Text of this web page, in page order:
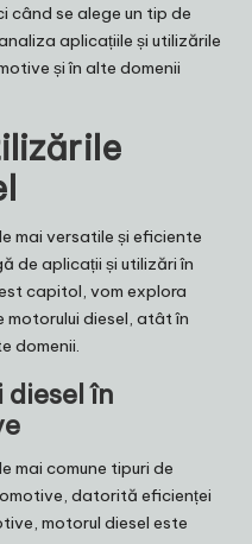
când se alege un tip de
aplicațiile și utilizările
și în alte domenii
mai versatile și eficiente
de aplicații și utilizări în
capitol, vom explora
motorului diesel, atât în
domenii.
în
mai comune tipuri de
datorită eficienței
motorul diesel este